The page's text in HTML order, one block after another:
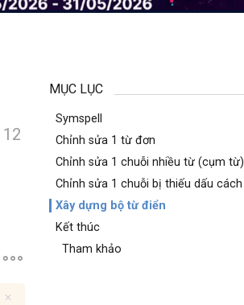
12
MỤC LỤC
Symspell
Chỉnh sửa 1 từ đơn
Chỉnh sửa 1 chuỗi nhiều từ (cụm từ)
Chỉnh sửa 1 chuỗi bị thiếu dấu cách
Xây dựng bộ từ điển
Kết thúc
Tham khảo